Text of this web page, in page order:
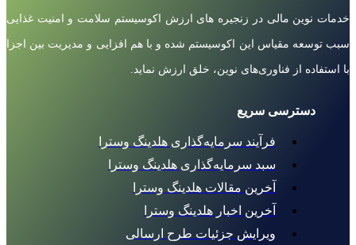
خدمات نوین مالی در زنجیره های ارزش اکوسیستم سلامت و امنیت غذایی
سبب توسعه مقیاس این اکوسیستم شده و با هم افزایی و مدیریت بین اجزا
با استفاده از فناوری‌های نوین، خلق ارزش نماید.
دسترسی سریع
فرآیند سرمایه‌گذاری هلدینگ وسترا
سبد سرمایه‌گذاری هلدینگ وسترا
آخرین مقالات هلدینگ وسترا
آخرین اخبار هلدینگ وسترا
ویرایش جزئیات طرح ارسالی